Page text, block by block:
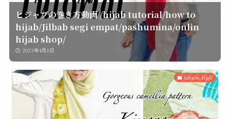
ヒジャブの巻き方動画 /hijab tutorial/how to
hijab/Jilbab segi empat/pashumina/onlin
hijab shop/
2023年4月1日
Kimono hijab